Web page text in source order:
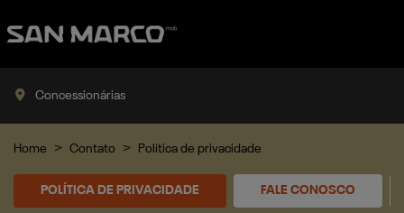
Concessionárias
Home Contato Política de privacidade
FALE CONOSCO
POLÍTICA DE PRIVACIDADE